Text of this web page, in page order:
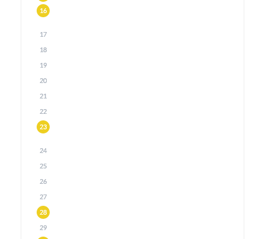
16
17
18
19
20
21
22
23
24
25
26
27
28
29